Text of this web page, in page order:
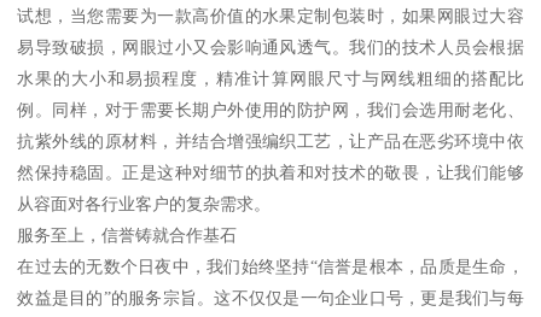
试想，当您需要为一款高价值的水果定制包装时，如果网眼过大容
易导致破损，网眼过小又会影响通风透气。我们的技术人员会根据
水果的大小和易损程度，精准计算网眼尺寸与网线粗细的搭配比
例。同样，对于需要长期户外使用的防护网，我们会选用耐老化、
抗紫外线的原材料，并结合增强编织工艺，让产品在恶劣环境中依
然保持稳固。正是这种对细节的执着和对技术的敬畏，让我们能够
从容面对各行业客户的复杂需求。
服务至上，信誉铸就合作基石
在过去的无数个日夜中，我们始终坚持“信誉是根本，品质是生命，
效益是目的”的服务宗旨。这不仅仅是一句企业口号，更是我们与每